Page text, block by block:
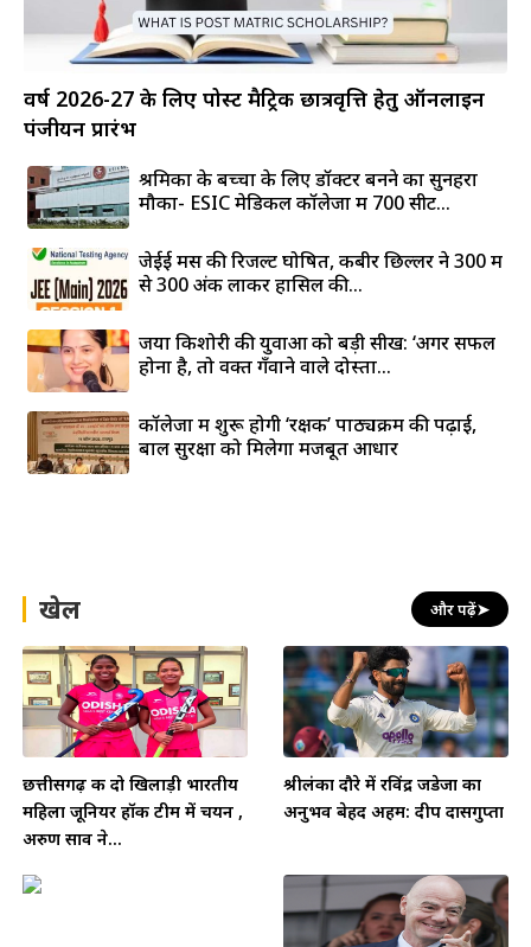
वर्ष 2026-27 के लिए पोस्ट मैट्रिक छात्रवृत्ति हेतु ऑनलाइन
पंजीयन प्रारंभ
श्रमिकों के बच्चों के लिए डॉक्टर बनने का सुनहरा
मौका- ESIC मेडिकल कॉलेजों में 700 सीटें...
जेईई मेंस की रिजल्ट घोषित, कबीर छिल्लर ने 300 में
से 300 अंक लाकर हासिल की...
जया किशोरी की युवाओं को बड़ी सीख: ‘अगर सफल
होना है, तो वक्त गँवाने वाले दोस्तों...
कॉलेजों में शुरू होगी ‘रक्षक’ पाठ्यक्रम की पढ़ाई,
बाल सुरक्षा को मिलेगा मजबूत आधार
खेल और पढ़ें➤
छत्तीसगढ़ की दो खिलाड़ी भारतीय
महिला जूनियर हॉकी टीम में चयन ,
अरुण साव ने...
श्रीलंका दौरे में रविंद्र जडेजा का
अनुभव बेहद अहम: दीप दासगुप्ता